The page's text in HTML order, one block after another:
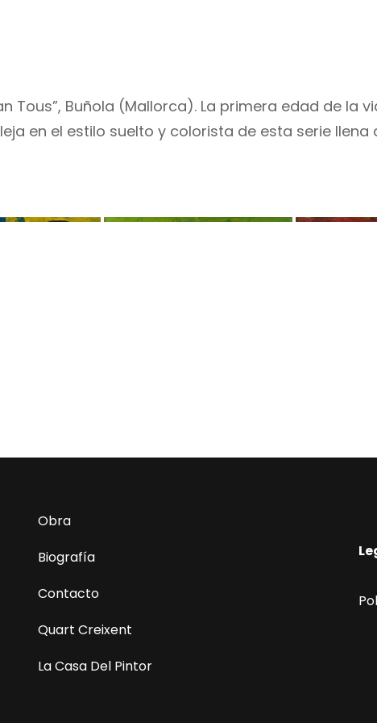
Tous”, Buñola (Mallorca). La primera edad de la
en el estilo suelto y colorista de esta serie
Obra
Biografía
Contacto
Quart Creixent
La Casa Del Pintor